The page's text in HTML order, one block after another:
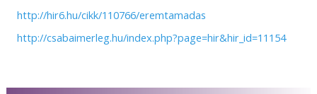
http://hir6.hu/cikk/110766/eremtamadas
http://csabaimerleg.hu/index.php?page=hir&hir_id=11154